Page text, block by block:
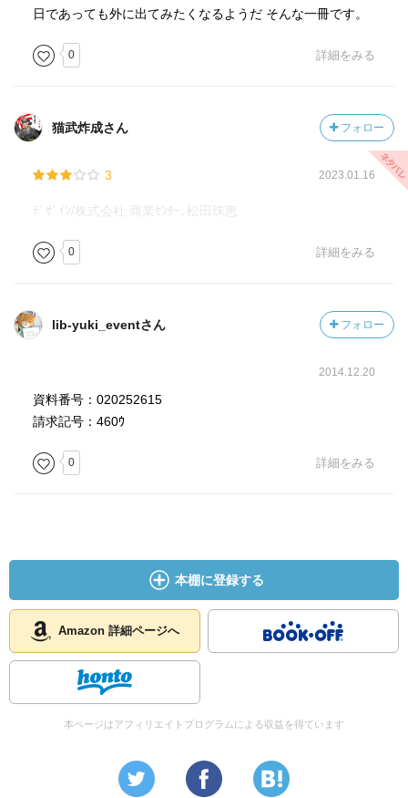
日であっても外に出てみたくなるようだ そんな一冊です。
0 詳細をみる
猫武炸成さん フォロー
3 2023.01.16
ﾃﾞｻﾞｲﾝ/株式会社 商業ｾﾝﾀｰ､松田珠恵
0 詳細をみる
lib-yuki_eventさん フォロー
2014.12.20
資料番号：020252615
請求記号：460ｳ
0 詳細をみる
本棚に登録する
Amazon 詳細ページへ
本ページはアフィリエイトプログラムによる収益を得ています